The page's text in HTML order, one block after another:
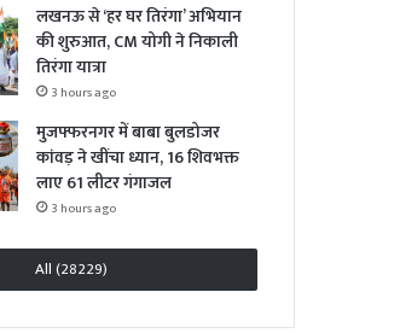
लखनऊ से ‘हर घर तिरंगा’ अभियान
की शुरुआत, CM योगी ने निकाली
तिरंगा यात्रा
3 hours ago
मुजफ्फरनगर में बाबा बुलडोजर
कांवड़ ने खींचा ध्यान, 16 शिवभक्त
लाए 61 लीटर गंगाजल
3 hours ago
All (28229)